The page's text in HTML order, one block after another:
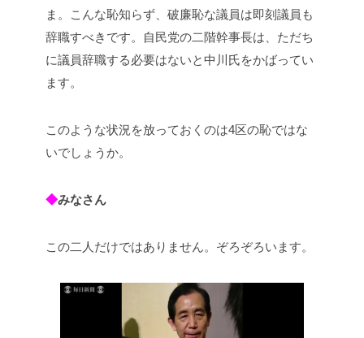
ま。こんな恥知らず、破廉恥な議員は即刻議員も
辞職すべきです。自民党の二階幹事長は、ただち
に議員辞職する必要はないと中川氏をかばってい
ます。
このような状況を放っておくのは4区の恥ではな
いでしょうか。
◆みなさん
この二人だけではありません。ぞろぞろいます。